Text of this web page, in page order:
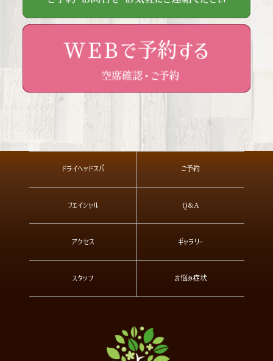
ドライヘッドスパ ご予約
フェイシャル Q&A
アクセス ギャラリー
スタッフ お悩み症状